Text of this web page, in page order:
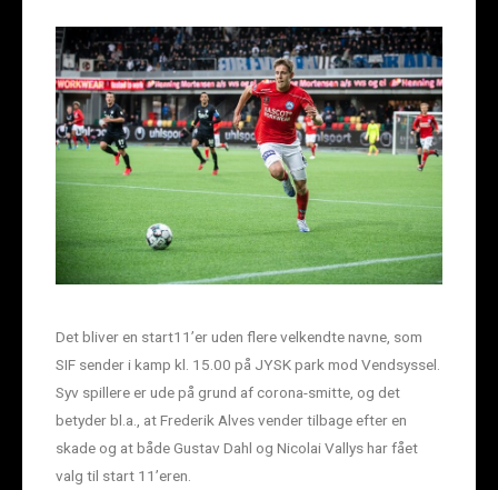
Det bliver en start11’er uden flere velkendte navne, som
SIF sender i kamp kl. 15.00 på JYSK park mod Vendsyssel.
Syv spillere er ude på grund af corona-smitte, og det
betyder bl.a., at Frederik Alves vender tilbage efter en
skade og at både Gustav Dahl og Nicolai Vallys har fået
valg til start 11’eren.